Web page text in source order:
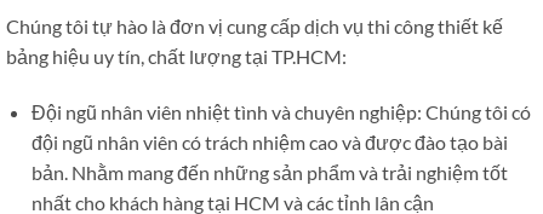
Chúng tôi tự hào là đơn vị cung cấp dịch vụ thi công thiết kế
bảng hiệu uy tín, chất lượng tại TP.HCM:
Đội ngũ nhân viên nhiệt tình và chuyên nghiệp: Chúng tôi có
đội ngũ nhân viên có trách nhiệm cao và được đào tạo bài
bản. Nhằm mang đến những sản phẩm và trải nghiệm tốt
nhất cho khách hàng tại HCM và các tỉnh lân cận